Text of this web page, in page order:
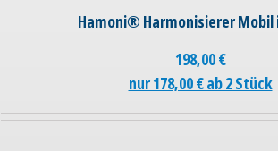
Hamoni® Harmonisierer Mobil
198,00€
nur 178,00 € ab 2 Stück